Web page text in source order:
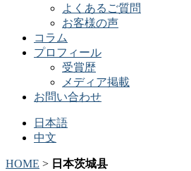
よくあるご質問
お客様の声
コラム
プロフィール
受賞歴
メディア掲載
お問い合わせ
日本語
中文
HOME > 日本茨城县